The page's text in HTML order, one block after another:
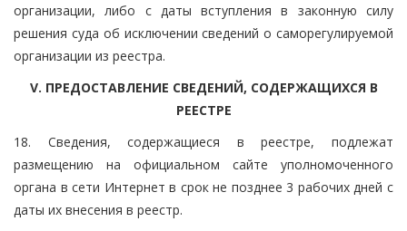
организации, либо с даты вступления в законную силу
решения суда об исключении сведений о саморегулируемой
организации из реестра.
V. ПРЕДОСТАВЛЕНИЕ СВЕДЕНИЙ, СОДЕРЖАЩИХСЯ В
РЕЕСТРЕ
18. Сведения, содержащиеся в реестре, подлежат
размещению на официальном сайте уполномоченного
органа в сети Интернет в срок не позднее 3 рабочих дней с
даты их внесения в реестр.